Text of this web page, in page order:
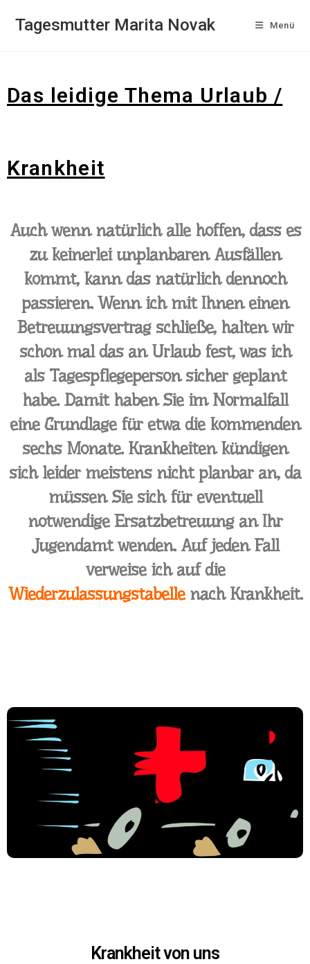
Tagesmutter Marita Novak Menü
Das leidige Thema Urlaub /
Krankheit
Auch wenn natürlich alle hoffen, dass es
zu keinerlei unplanbaren Ausfällen
kommt, kann das natürlich dennoch
passieren. Wenn ich mit Ihnen einen
Betreuungsvertrag schließe, halten wir
schon mal das an Urlaub fest, was ich
als Tagespflegeperson sicher geplant
habe. Damit haben Sie im Normalfall
eine Grundlage für etwa die kommenden
sechs Monate. Krankheiten kündigen
sich leider meistens nicht planbar an, da
müssen Sie sich für eventuell
notwendige Ersatzbetreuung an Ihr
Jugendamt wenden. Auf jeden Fall
verweise ich auf die
Wiederzulassungstabellenach Krankheit.
Krankheit von uns